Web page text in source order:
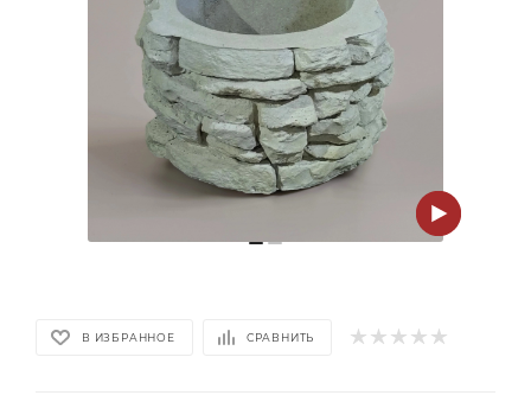
В ИЗБРАННОЕ СРАВНИТЬ